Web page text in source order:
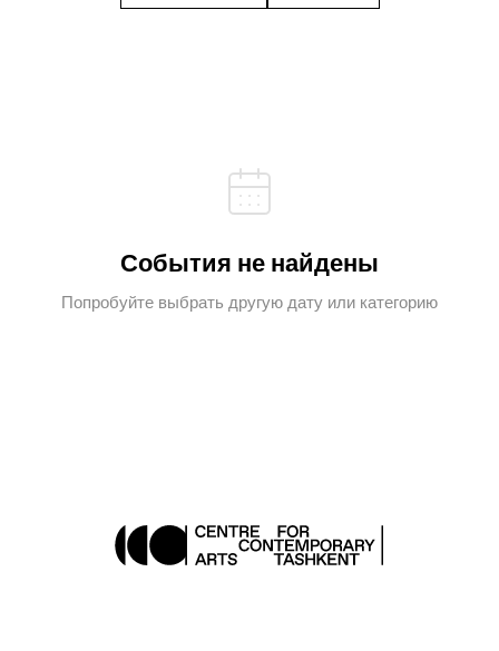
События не найдены
Попробуйте выбрать другую дату или категорию